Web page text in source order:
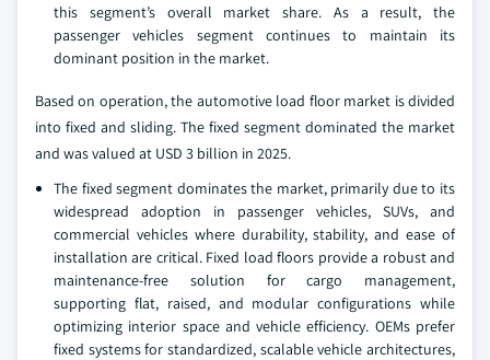
this segment’s overall market share. As a result, the
passenger vehicles segment continues to maintain its
dominant position in the market.
Based on operation, the automotive load floor market is divided
into fixed and sliding. The fixed segment dominated the market
and was valued at USD 3 billion in 2025.
The fixed segment dominates the market, primarily due to its
widespread adoption in passenger vehicles, SUVs, and
commercial vehicles where durability, stability, and ease of
installation are critical. Fixed load floors provide a robust and
maintenance-free solution for cargo management,
supporting flat, raised, and modular configurations while
optimizing interior space and vehicle efficiency. OEMs prefer
fixed systems for standardized, scalable vehicle architectures,